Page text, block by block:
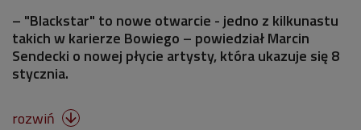
– "Blackstar" to nowe otwarcie - jedno z kilkunastu
takich w karierze Bowiego – powiedział Marcin
Sendecki o nowej płycie artysty, która ukazuje się 8
stycznia.
rozwiń 